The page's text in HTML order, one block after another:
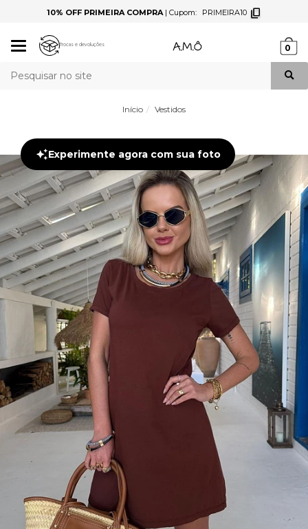
10% OFF PRIMEIRA COMPRA| Cupom: PRIMEIRA10
Mudar
Trocas e devoluções 0
Início Vestidos
Experimente agora com sua foto